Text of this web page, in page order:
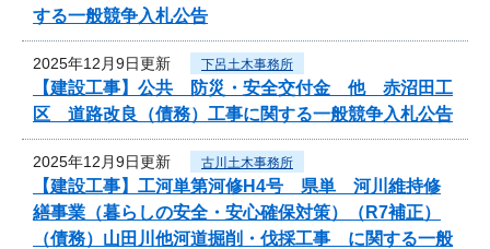
する一般競争入札公告
2025年12月9日更新 下呂土木事務所
【建設工事】公共 防災・安全交付金 他 赤沼田工
区 道路改良（債務）工事に関する一般競争入札公告
2025年12月9日更新 古川土木事務所
【建設工事】工河単第河修H4号 県単 河川維持修
繕事業（暮らしの安全・安心確保対策）（R7補正）
（債務）山田川他河道掘削・伐採工事 に関する一般